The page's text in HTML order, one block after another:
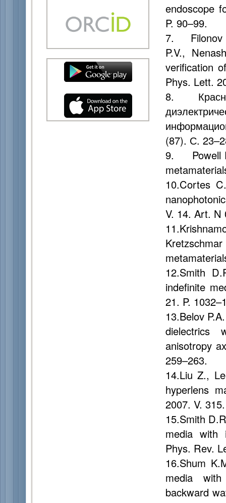
endoscope
P. 90–99.
7. Filonov
P.V.,
verification
Phys. Lett.
8.
(87). С.
9. Powell
10.Cortes
V. 14. Art. N
12.Smith
indefinite
21. P.
13.Belov
dielectrics
anisotropy
259–263.
14.Liu Z.,
hyperlens
2007. V.
15.Smith
media with
Phys. Rev.
16.Shum
media
backward